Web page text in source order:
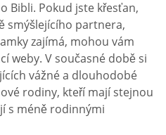
Bibli. Pokud jste křesťan,
smýšlejícího partnera,
zajímá, mohou vám
weby. V současné době si
vážné a dlouhodobé
rodiny, kteří mají stejnou
s méně rodinnými